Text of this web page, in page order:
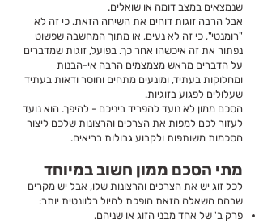
שנמצאים במצב דומה או שואלים.
אבל הרבה זוגות דוחים את השיחה הזאת. כי זה לא
"רומנטי", כי זה לא נעים, או מתוך המחשבה שפשוט
נפתור את זה איכשהו אחר כך. בפועל, זוגות שמדברים
על הדברים מראש מצמצמים הרבה אי-הבנות
ומחלוקות בעתיד, ומונעים מתחים וחוסר ודאות בעתיד
שעלולים לפגוע בזוגיות.
הסכם ממון לא נועד להפריד ביניכם - להיפך. הוא נועד
לעזור לכם למפות את הצרכים והרצונות שלכם ליצור
הסכמות משותפות ולקבוע גבולות בריאים.
מתי הסכם ממון חשוב במיוחד
לכל זוג יש את הצרכים והרצונות שלו, אבל יש מקרים
שבהם השאלה הזאת הופכת להיול רלוונטית יותר:
פרק ב' של אחד מבני הזוג או שניהם.